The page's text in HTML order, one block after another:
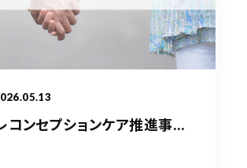
コンセプションケア推進事...